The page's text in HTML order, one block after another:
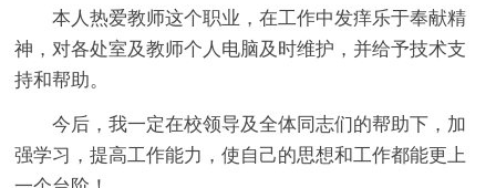
本人热爱教师这个职业，在工作中发痒乐于奉献精
神，对各处室及教师个人电脑及时维护，并给予技术支
持和帮助。
今后，我一定在校领导及全体同志们的帮助下，加
强学习，提高工作能力，使自己的思想和工作都能更上